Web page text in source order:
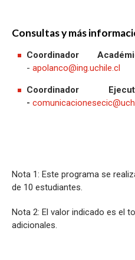
Consultas y más
Coordinador
- apolanco@ing.uchile.cl
Coordinador
-
Nota 1: Este programa se
de 10 estudiantes.
Nota 2: El valor indicado es el
adicionales.